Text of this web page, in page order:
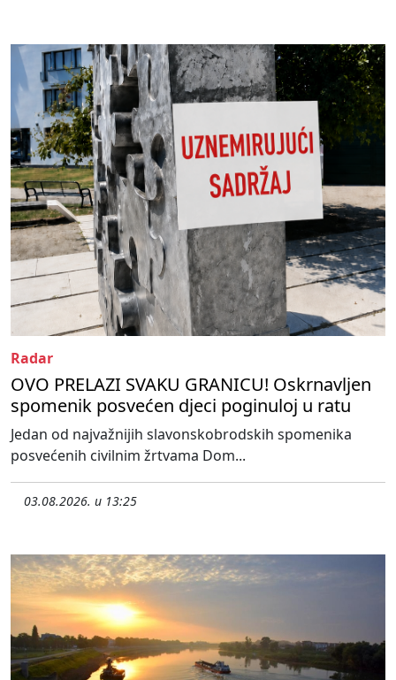
Radar
OVO PRELAZI SVAKU GRANICU! Oskrnavljen
spomenik posvećen djeci poginuloj u ratu
Jedan od najvažnijih slavonskobrodskih spomenika
posvećenih civilnim žrtvama Dom...
03.08.2026. u 13:25